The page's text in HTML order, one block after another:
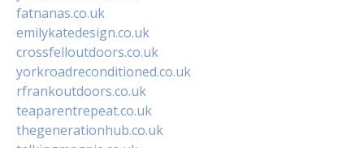
fatnanas.co.uk
emilykatedesign.co.uk
crossfelloutdoors.co.uk
yorkroadreconditioned.co.uk
rfrankoutdoors.co.uk
teaparentrepeat.co.uk
thegenerationhub.co.uk